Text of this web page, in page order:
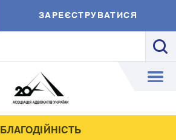
ЗАРЕЄСТРУВАТИСЯ
БЛАГОДІЙНІСТЬ